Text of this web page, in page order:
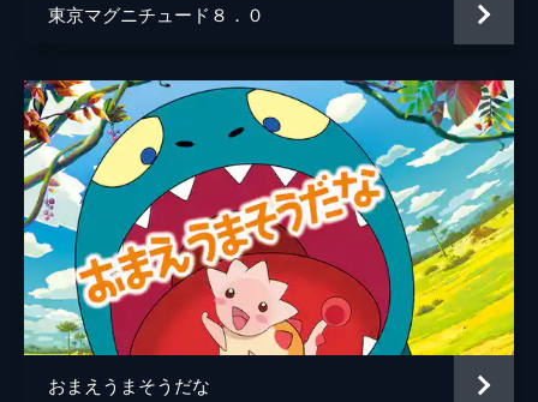
東京マグニチュード８．０
おまえうまそうだな